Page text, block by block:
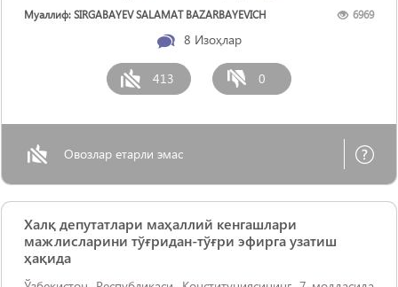
Муаллиф: SIRGABAYEV SALAMAT BAZARBAYEVICH 6969
8 Изоҳлар
413 0
Овозлар етарли эмас
Халқ депутатлари маҳаллий кенгашлари
мажлисларини тўғридан-тўғри эфирга узатиш
ҳақида